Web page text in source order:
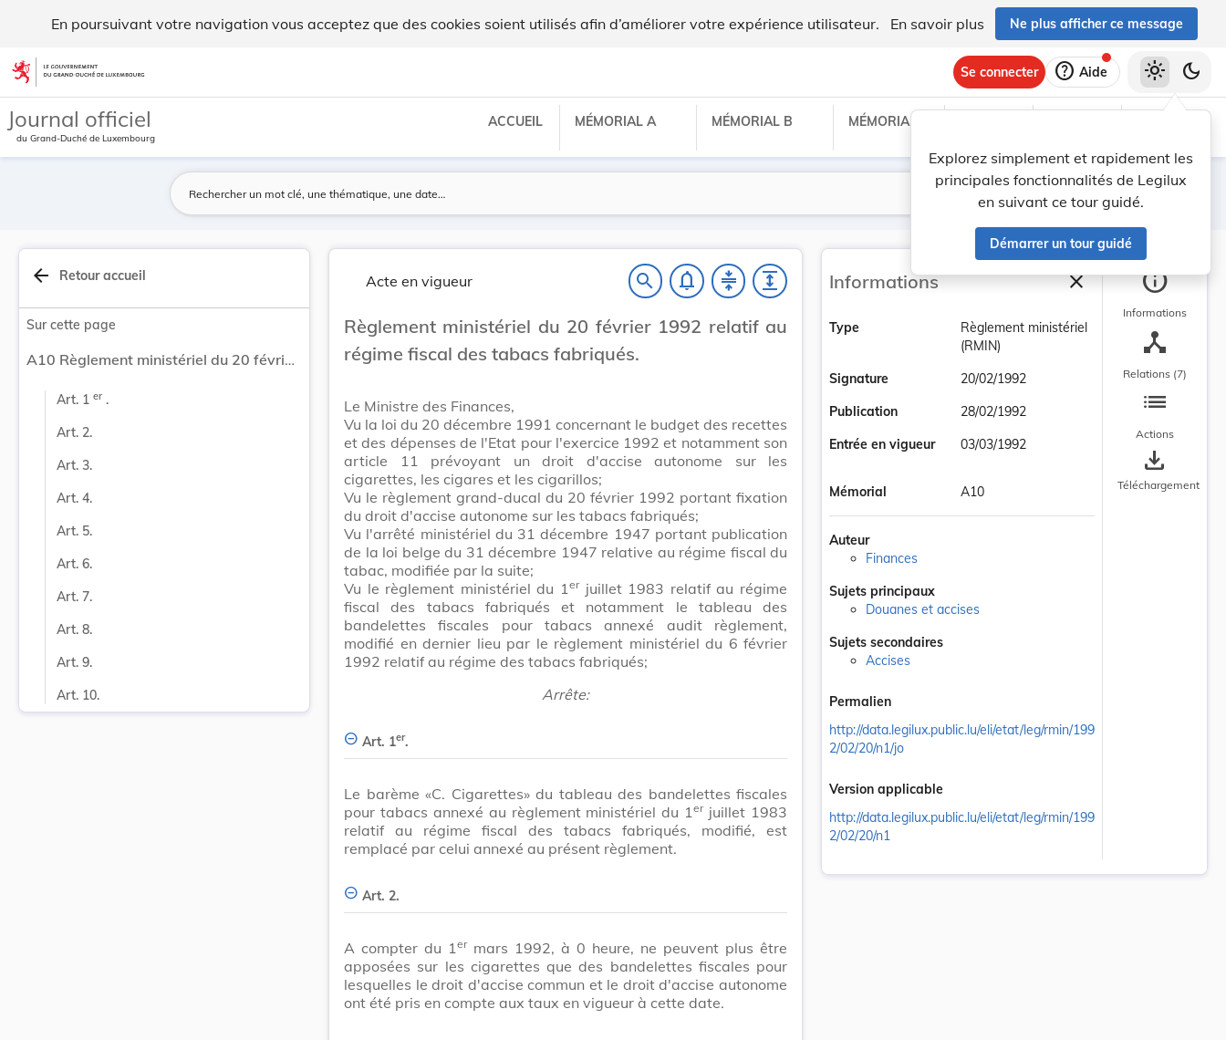
En poursuivant votre navigation vous acceptez que des cookies soient utilisés afin d’améliorer votre expérience utilisateur. En savoir plus Ne plus afficher ce message
Aller au contenu
Se connecter help Aide
Explorez simplement et rapidement les
principales fonctionnalités de Legilux
en suivant ce tour guidé.
Démarrer un tour guidé
light_mode dark_mode
Journal officiel
du Grand-Duché de Luxembourg
ACCUEIL MÉMORIAL A MÉMORIAL B MÉMORIAL C
Lancer la recherche
Filtres
arrow_back Retour accueil
Sur cette page
A10 Règlement ministériel du 20 février 1992 relatif au régime fiscal des tabacs fabriqués.
Art. 1 er .
Art. 2.
Art. 3.
Art. 4.
Art. 5.
Art. 6.
Art. 7.
Art. 8.
Art. 9.
Art. 10.
Acte en vigueur search notifications_none compress expand
Règlement ministériel du 20 février 1992 relatif au
régime fiscal des tabacs fabriqués.
Le Ministre des Finances,
Vu la loi du 20 décembre 1991 concernant le budget des recettes
et des dépenses de l'Etat pour l'exercice 1992 et notamment son
article 11 prévoyant un droit d'accise autonome sur les
cigarettes, les cigares et les cigarillos;
Vu le règlement grand-ducal du 20 février 1992 portant fixation
du droit d'accise autonome sur les tabacs fabriqués;
Vu l'arrêté ministériel du 31 décembre 1947 portant publication
de la loi belge du 31 décembre 1947 relative au régime fiscal du
tabac, modifiée par la suite;
Vu le règlement ministériel du 1 erjuillet 1983 relatif au régime
fiscal des tabacs fabriqués et notamment le tableau des
bandelettes fiscales pour tabacs annexé audit règlement,
modifié en dernier lieu par le règlement ministériel du 6 février
1992 relatif au régime des tabacs fabriqués;
Arrête:
Art. 1er.
Le barème «C. Cigarettes» du tableau des bandelettes fiscales
pour tabacs annexé au règlement ministériel du 1erjuillet 1983
relatif au régime fiscal des tabacs fabriqués, modifié, est
remplacé par celui annexé au présent règlement.
Art. 2.
A compter du 1 ermars 1992, à 0 heure, ne peuvent plus être
apposées sur les cigarettes que des bandelettes fiscales pour
lesquelles le droit d'accise commun et le droit d'accise autonome
ont été pris en compte aux taux en vigueur à cette date.
Informations closeFermer la barre
Type
Règlement ministériel
(RMIN)
Signature
20/02/1992
Publication
28/02/1992
Entrée en vigueur
03/03/1992
Mémorial A10
Auteur
Finances
Sujets principaux
Douanes et accises
Sujets secondaires
Accises
Permalien
http://data.legilux.public.lu/eli/etat/leg/rmin/199
2/02/20/n1/jo
Version applicable
http://data.legilux.public.lu/eli/etat/leg/rmin/199
2/02/20/n1
info
Informations
device_hub
Relations (7)
list
Actions
save_alt
Téléchargement